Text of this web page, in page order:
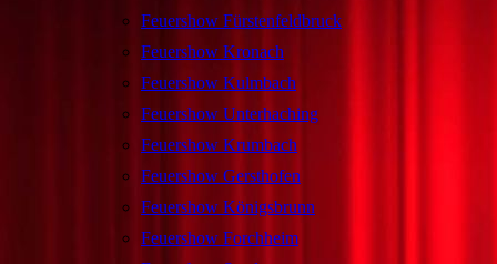
Feuershow Fürstenfeldbruck
Feuershow Kronach
Feuershow Kulmbach
Feuershow Unterhaching
Feuershow Krumbach
Feuershow Gersthofen
Feuershow Königsbrunn
Feuershow Forchheim